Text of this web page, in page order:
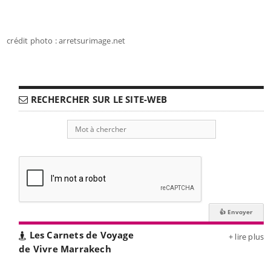
crédit photo : arretsurimage.net
RECHERCHER SUR LE SITE-WEB
Les Carnets de Voyage
de Vivre Marrakech
+ lire plus